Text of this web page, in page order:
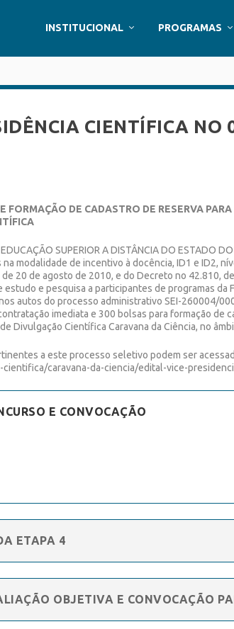
INSTITUCIONAL PROGRAMAS
CIENTÍFICA NO
FORMAÇÃO DE CADASTRO DE RESERVA
SUPERIOR A DISTÂNCIA DO ESTADO
modalidade de incentivo à docência, ID1 e ID2,
20 de agosto de 2010, e do Decreto no 42.810,
e pesquisa a participantes de programas da
autos do processo administrativo SEI-260004/
imediata e 300 bolsas para formação de
Divulgação Científica Caravana da Ciência, no
a este processo seletivo podem ser
caravana-da-ciencia/edital-vice-
E CONVOCAÇÃO
ETAPA 4
OBJETIVA E CONVOCAÇÃO